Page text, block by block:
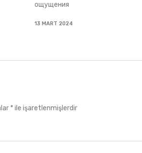
ощущения
13 MART 2024
*ile işaretlenmişlerdir